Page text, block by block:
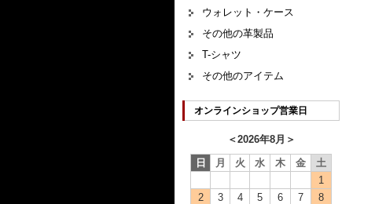
ウォレット・ケース
その他の革製品
T-シャツ
その他のアイテム
オンラインショップ営業日
＜2026年8月 ＞
日
月 火 水 木 金
土
1
2
3 4 5 6 7
8